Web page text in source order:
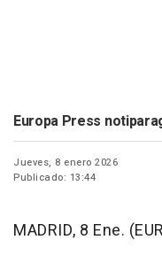
Europa Press
Jueves, 8 enero 2026
Publicado: 13:44
MADRID, 8 Ene.